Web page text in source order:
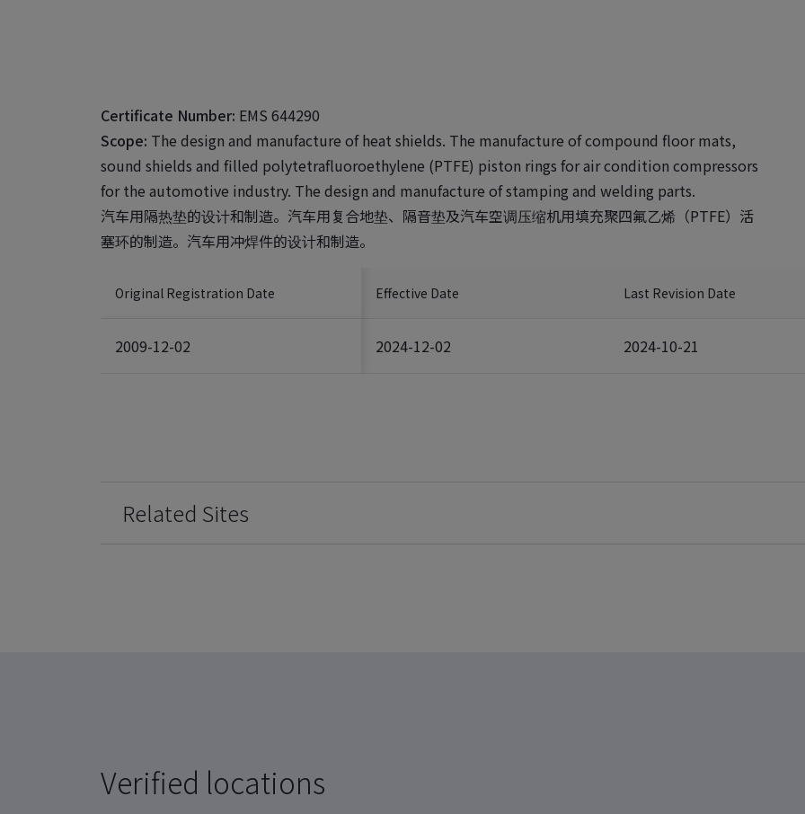
Certificate Number: EMS 644290
Scope: The design and manufacture of heat shields. The manufacture of compound floor mats,
sound shields and filled polytetrafluoroethylene (PTFE) piston rings for air condition compressors
for the automotive industry. The design and manufacture of stamping and welding parts.
汽车用隔热垫的设计和制造。汽车用复合地垫、隔音垫及汽车空调压缩机用填充聚四氟乙烯（PTFE）活
塞环的制造。汽车用冲焊件的设计和制造。
Original Registration Date Effective Date Last Revision Date
2009-12-02 2024-12-02 2024-10-21
Related Sites
Verified locations